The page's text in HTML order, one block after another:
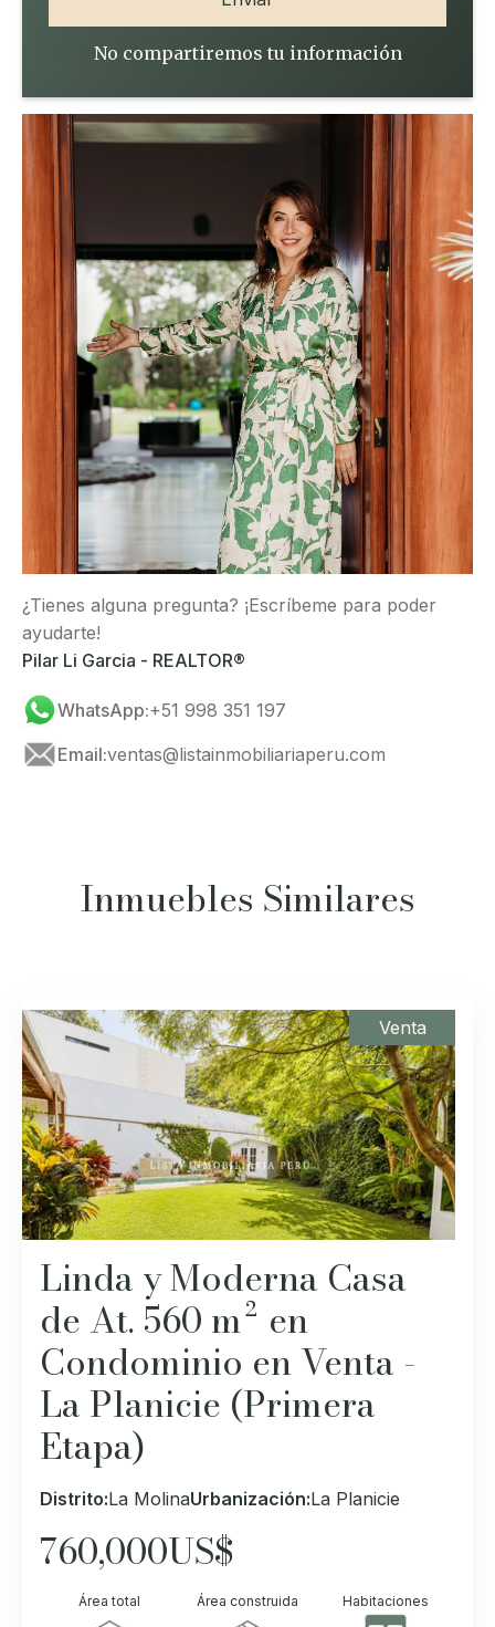
No compartiremos tu información
¿Tienes alguna pregunta? ¡Escríbeme para poder
ayudarte!
Pilar Li Garcia - REALTOR®
WhatsApp:+51 998 351 197
Email:ventas@listainmobiliariaperu.com
Inmuebles Similares
Venta
Linda y Moderna Casa
de At. 560 m² en
Condominio en Venta -
La Planicie (Primera
Etapa)
Distrito:La MolinaUrbanización:La Planicie
760,000US$
Área total Área construida Habitaciones